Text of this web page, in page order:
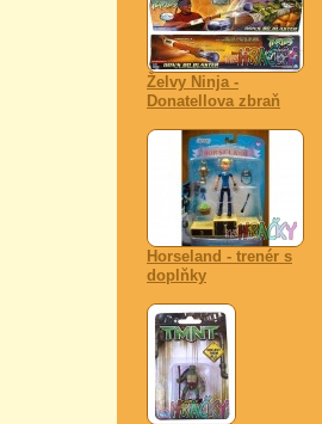
Želvy Ninja -
Donatellova zbraň
Horseland - trenér s
doplňky